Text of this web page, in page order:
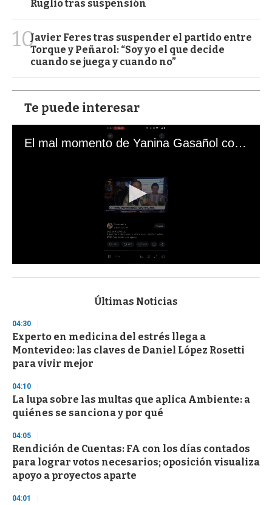
Ruglio tras suspensión
10Javier Feres tras suspender el partido entre
Torque y Peñarol: “Soy yo el que decide
cuando se juega y cuando no”
Te puede interesar
El mal momento de Yanina Gasañol con un hincha argentino en "Subrayado"
s
d
s
o
f
3
s
e
c
o
d
s
Últimas Noticias
04:30
Experto en medicina del estrés llega a
Montevideo: las claves de Daniel López Rosetti
para vivir mejor
04:10
La lupa sobre las multas que aplica Ambiente: a
quiénes se sanciona y por qué
04:05
Rendición de Cuentas: FA con los días contados
para lograr votos necesarios; oposición visualiza
apoyo a proyectos aparte
04:01